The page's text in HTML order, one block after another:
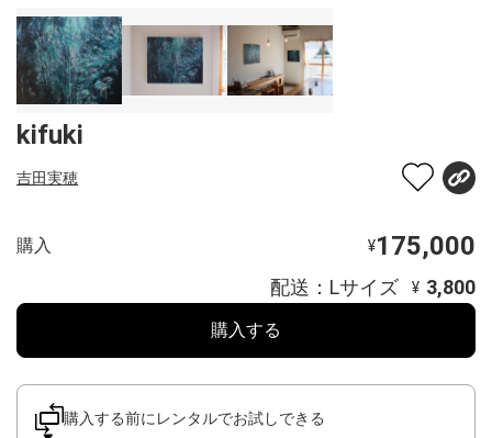
kifuki
吉田実穂
購入 ¥175,000
配送：Lサイズ ¥ 3,800
購入する
購入する前にレンタルでお試しできる